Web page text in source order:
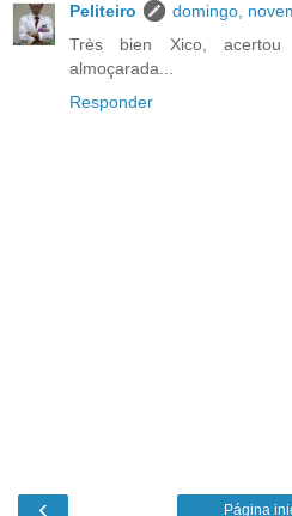
Peliteiro
domingo,
Très bien Xico,
almoçarada...
Responder
‹ Página